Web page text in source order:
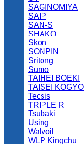
SAGINOMIYA
SAIP
SAN-S
SHAKO
Skon
SONPIN
Sritong
Sumo
TAIHEI BOEKI
TAISEI KOGYO
Tecsis
TRIPLE R
Tsubaki
Using
Walvoil
WLP Kingchu